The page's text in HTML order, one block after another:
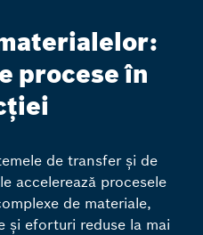
procese în
de transfer și de
accelerează procesele
de materiale,
și eforturi reduse la mai